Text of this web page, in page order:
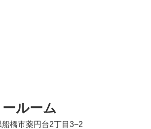
ルーム
橋市薬円台2丁目3−2